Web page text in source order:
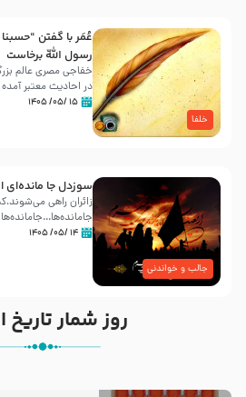
خلفا
عُمَر با گفتن
رسول اللّه برخاست
در احادیث معتبر
۱۵ /۰۵/ ۱۴۰۵
جالب و خواندنی
سوزدل جا مانده‌ای
زائران راهی
۱۴ /۰۵/ ۱۴۰۵
روز شمار تاریخ